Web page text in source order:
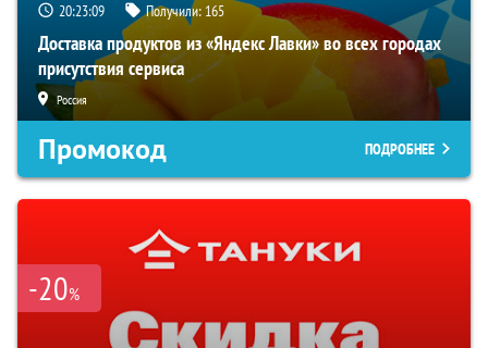
20:23:08 Получили: 165
Доставка продуктов из «Яндекс Лавки» во всех городах
присутствия сервиса
Россия
Промокод ПОДРОБНЕЕ
-20%